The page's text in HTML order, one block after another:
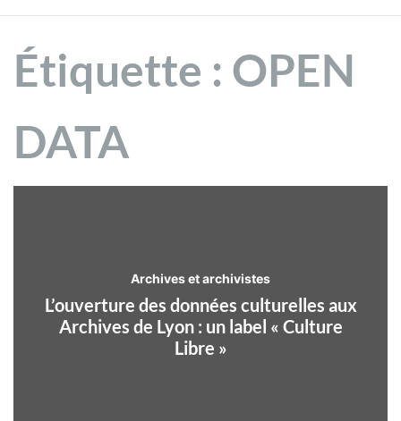
Étiquette : OPEN
DATA
Archives et archivistes
L’ouverture des données culturelles aux
Archives de Lyon : un label « Culture
Libre »